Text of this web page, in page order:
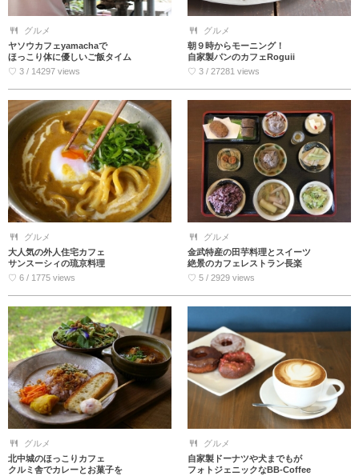
グルメ
ヤソウカフェyamachaで
ほっこり体に優しいご飯タイム
♡ 3 / 14297 views
グルメ
朝９時からモーニング！
自家製パンのカフェRoguii
♡ 3 / 27281 views
グルメ
大人気の外人住宅カフェ
サンスーシィの琉京料理
♡ 6 / 1775 views
グルメ
金武特産の田芋料理とスイーツ
絶景のカフェレストラン長楽
♡ 5 / 2929 views
グルメ
北中城のほっこりカフェ
クルミ舎でカレーとお菓子を
グルメ
自家製ドーナツや犬までもが
フォトジェニックなBB-Coffee